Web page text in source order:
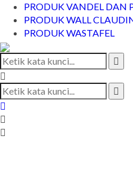
PRODUK VANDEL DAN
PRODUK WALL
PRODUK WASTAFEL